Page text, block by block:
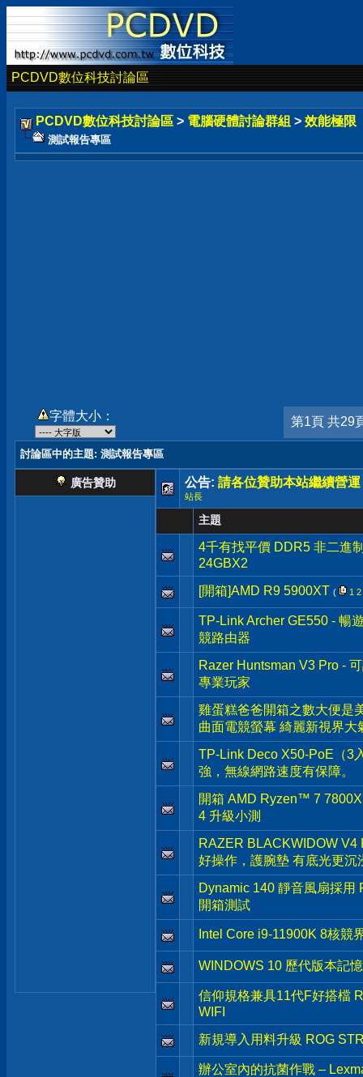
PCDVD數位科技討論區
PCDVD數位科技討論區 > 電腦硬體討論群組 > 效能極限
測試報告專區
字體大小： 第1頁 共29
討論區中的主題: 測試報告專區
廣告贊助 公告: 請各位贊助本站繼續營運
站長
主題
4千有找平價 DDR5 非二進
24GBX2
[開箱]AMD R9 5900XT ( 1 2
TP-Link Archer GE550 - 暢
競路由器
Razer Huntsman V3 Pro -
專業玩家
雞蛋糕爸爸開箱之數大便是
曲面電競螢幕 綺麗新視界大
TP-Link Deco X50-PoE（3
強，無線網路速度有保障。
開箱 AMD Ryzen™ 7
4 升級小測
RAZER BLACKWIDOW
好操作，護腕墊 有底光更沉
Dynamic 140 靜音風扇採用
開箱測試
Intel Core i9-11900K 8核競
WINDOWS 10 歷代版本記
信仰規格兼具11代F好搭檔
WIFI
新規導入用料升級 ROG
辦公室內的抗菌作戰 –